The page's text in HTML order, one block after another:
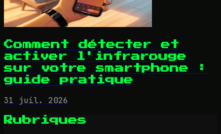
Comment détecter et
activer l'infrarouge
sur votre smartphone :
guide pratique
31 juil. 2026
Rubriques